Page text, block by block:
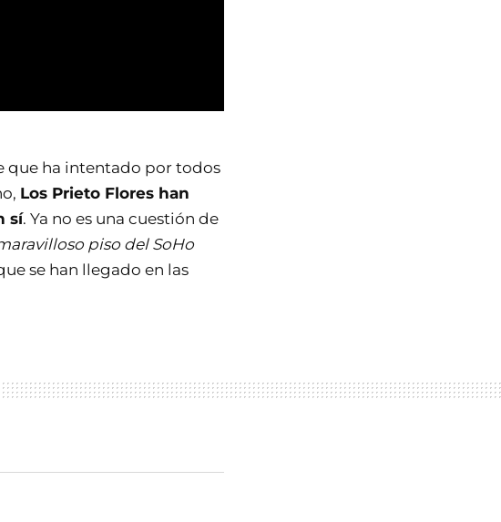
que ha intentado por todos
Los Prieto Flores han
sí. Ya no es una cuestión de
piso del SoHo
se han llegado en las